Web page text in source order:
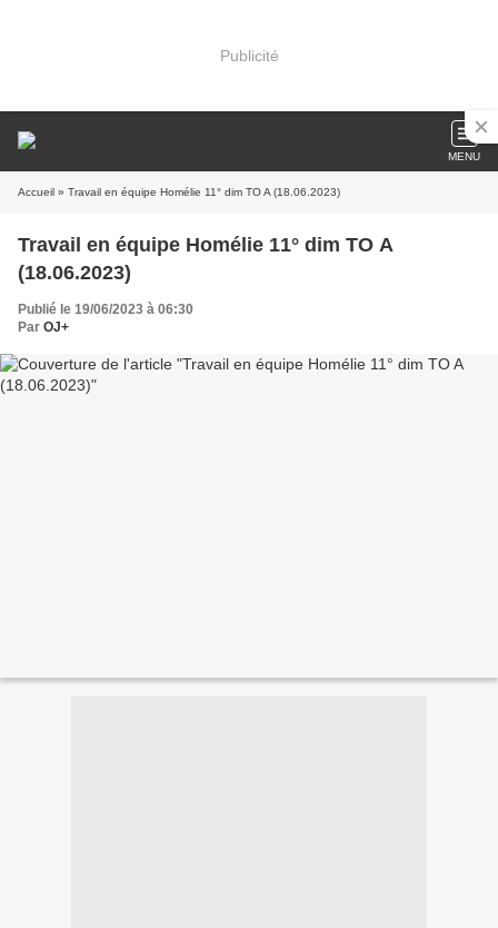
Publicité
MENU
Accueil » Travail en équipe Homélie 11° dim TO A (18.06.2023)
Travail en équipe Homélie 11° dim TO A
(18.06.2023)
Publié le 19/06/2023 à 06:30
Par OJ+